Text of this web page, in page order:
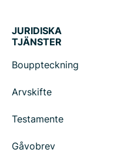
JURIDISKA
TJÄNSTER
Bouppteckning
Arvskifte
Testamente
Gåvobrev